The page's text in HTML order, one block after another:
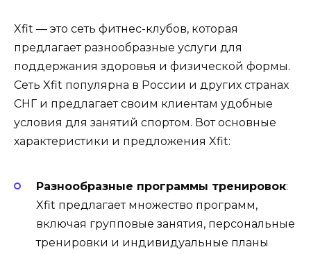
Xfit — это сеть фитнес-клубов, которая
предлагает разнообразные услуги для
поддержания здоровья и физической формы.
Сеть Xfit популярна в России и других странах
СНГ и предлагает своим клиентам удобные
условия для занятий спортом. Вот основные
характеристики и предложения Xfit:
Разнообразные программы тренировок:
Xfit предлагает множество программ,
включая групповые занятия, персональные
тренировки и индивидуальные планы